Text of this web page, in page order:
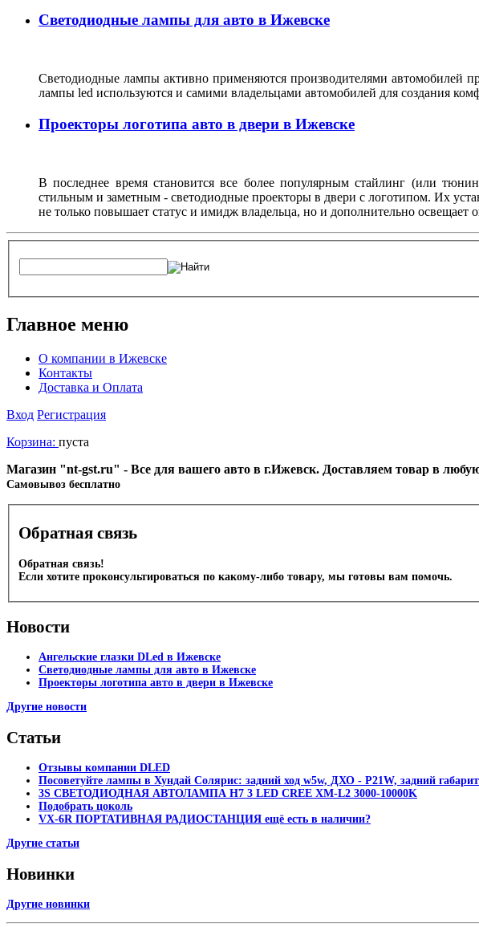
Светодиодные лампы для авто в Ижевске
Светодиодные лампы активно применяются производителями автомобилей
лампы led используются и самими владельцами автомобилей для создания
Проекторы логотипа авто в двери в Ижевске
В последнее время становится все более популярным стайлинг (или
стильным и заметным - светодиодные проекторы в двери с логотипом. Их
не только повышает статус и имидж владельца, но и дополнительно освещает
Главное меню
О компании в Ижевске
Контакты
Доставка и Оплата
Вход Регистрация
Корзина: пуста
Магазин "nt-gst.ru" - Все для вашего авто в г.Ижевск. Доставляем товар в
Cамовывоз бесплатно
Обратная связь
Обратная связь!
Если хотите проконсультироваться по какому-либо товару, мы готовы вам помочь.
Новости
Ангельские глазки DLed в Ижевске
Светодиодные лампы для авто в Ижевске
Проекторы логотипа авто в двери в Ижевске
Другие новости
Статьи
Отзывы компании DLED
Посоветуйте лампы в Хундай Солярис: задний ход w5w, ДХО - P21W, задний
3S СВЕТОДИОДНАЯ АВТОЛАМПА H7 3 LED CREE XM-L2 3000-10000K
Подобрать цоколь
VX-6R ПОРТАТИВНАЯ РАДИОСТАНЦИЯ ещё есть в наличии?
Другие статьи
Новинки
Другие новинки